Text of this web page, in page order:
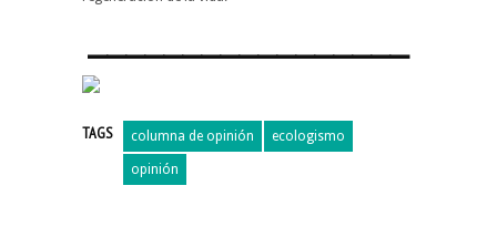
TAGS columna de opinión ecologismo
opinión